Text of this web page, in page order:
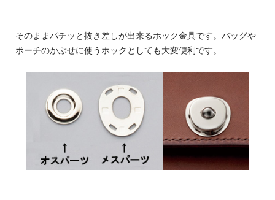
ピ
ー
そのままパチッと抜き差しが出来るホック金具です。バッグや
ポーチのかぶせに使うホックとしても大変便利です。